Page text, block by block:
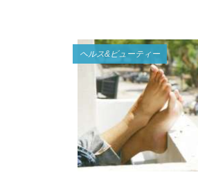
ヘルス&ビューティー